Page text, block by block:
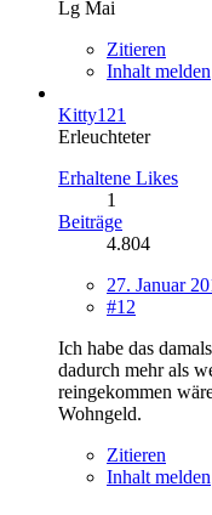
Lg Mai
Zitieren
Inhalt melden
Kitty121
Erleuchteter
Erhaltene Likes
1
Beiträge
4.804
27. Januar
#12
Ich habe das
dadurch mehr als
reingekommen
Wohngeld.
Zitieren
Inhalt melden